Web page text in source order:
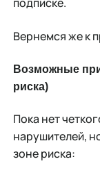
Вернемся же к
Возможные
риска)
Пока нет
нарушителей,
зоне риска: